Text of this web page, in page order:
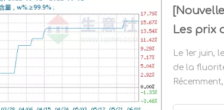
Le 1er
de la